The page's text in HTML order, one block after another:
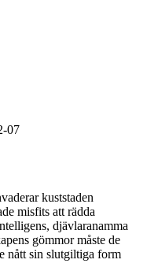
07
kuststaden
misfits att rädda
djävlaranamma
gömmor måste de
nått sin slutgiltiga form